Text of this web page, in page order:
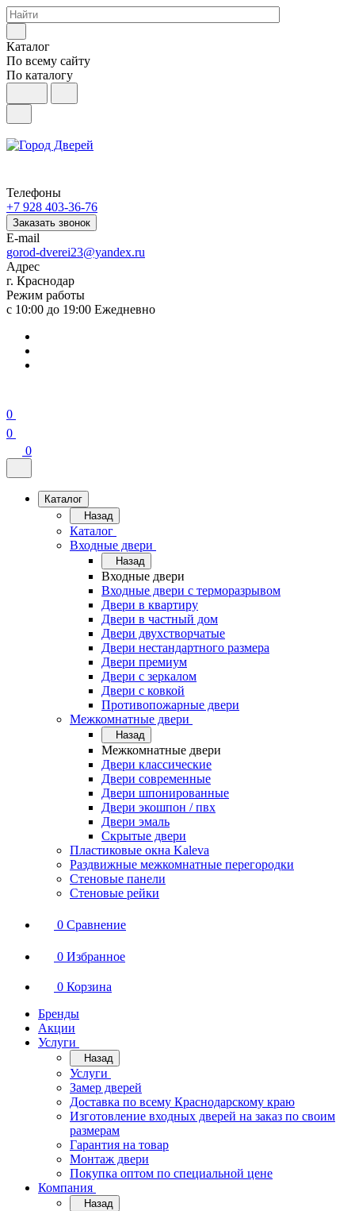
Каталог
По всему сайту
По каталогу
Телефоны
+7 928 403-36-76
Заказать звонок
E-mail
gorod-dverei23@yandex.ru
Адрес
г. Краснодар
Режим работы
с 10:00 до 19:00 Ежедневно
0
0
0
Каталог
Назад
Каталог
Входные двери
Назад
Входные двери
Входные двери с терморазрывом
Двери в квартиру
Двери в частный дом
Двери двухстворчатые
Двери нестандартного размера
Двери премиум
Двери с зеркалом
Двери с ковкой
Противопожарные двери
Межкомнатные двери
Назад
Межкомнатные двери
Двери классические
Двери современные
Двери шпонированные
Двери экошпон / пвх
Двери эмаль
Скрытые двери
Пластиковые окна Kaleva
Раздвижные межкомнатные перегородки
Стеновые панели
Стеновые рейки
0 Сравнение
0 Избранное
0 Корзина
Бренды
Акции
Услуги
Назад
Услуги
Замер дверей
Доставка по всему Краснодарскому краю
Изготовление входных дверей на заказ по своим
размерам
Гарантия на товар
Монтаж двери
Покупка оптом по специальной цене
Компания
Назад